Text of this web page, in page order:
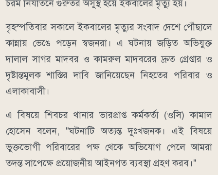
চরম নির্যাতনে গুরুতর অসুস্থ হয়ে ইকবালের মৃত্যু হয়।
বৃহস্পতিবার সকালে ইকবালের মৃত্যুর সংবাদ দেশে পৌঁছালে
কান্নায় ভেঙে পড়েন স্বজনরা। এ ঘটনায় জড়িত অভিযুক্ত
দালাল সাগর মাদবর ও কামরুল মাদবরের দ্রুত গ্রেপ্তার ও
দৃষ্টান্তমূলক শাস্তির দাবি জানিয়েছেন নিহতের পরিবার ও
এলাকাবাসী।
এ বিষয়ে শিবচর থানার ভারপ্রাপ্ত কর্মকর্তা (ওসি) কামাল
হোসেন বলেন, "ঘটনাটি অত্যন্ত দুঃখজনক। এই বিষয়ে
ভুক্তভোগী পরিবারের পক্ষ থেকে অভিযোগ পেলে আমরা
তদন্ত সাপেক্ষে প্রয়োজনীয় আইনগত ব্যবস্থা গ্রহণ করব।"